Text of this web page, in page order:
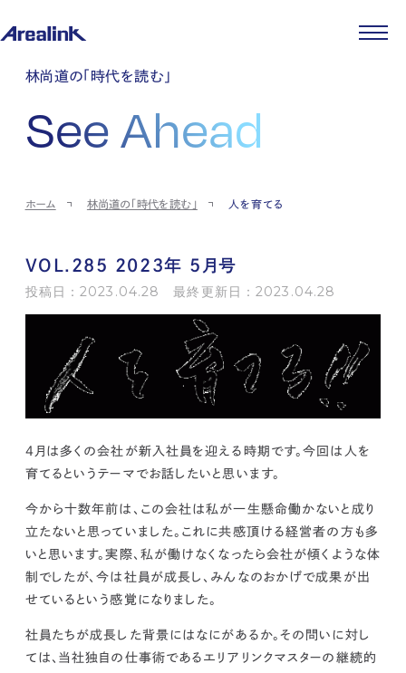
企業情報
企業理念
会社概要
コーポレートガバナンス
ストレージ事業
パートナー制度
土地権利整備事業
IR情報
IRカレンダー
IRポリシー
ストレージ室数実績
よくある質問・用語集
IRメール登録
免責事項
ニュース
商品情報
先輩社員インタビュー
中途採用
お問い合わせ
kur
エリアリンクグループ ジャパントランクル
カスタマーハラスメントポリ
プライバシーポリシー
情報セキュリティ・DX方針及び戦略サイトマップ
©2025 AREALINK.
林尚道の「時代を読む」
See Ahead
ホーム 林尚道の「時代を読む」 人を育てる
VOL.285 2023年 5月号
投稿日：2023.04.28 最終更新日：2023.04.28
4月は多くの会社が新入社員を迎える時期です。今回は人を
育てるというテーマでお話したいと思います。
今から十数年前は、この会社は私が一生懸命働かないと成り
立たないと思っていました。これに共感頂ける経営者の方も多
いと思います。実際、 私が働けなくなったら会社が傾くような体
制でしたが、今は社員が成長し、みんなのおかげで成果が出
せているという感覚になりました。
社員たちが成長した背景にはなにがあるか。その問いに対し
ては、当社独自の仕事術であるエリアリンクマスターの継続的